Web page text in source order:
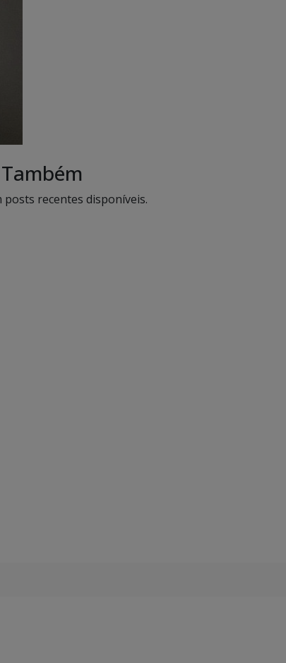
posts recentes disponíveis.